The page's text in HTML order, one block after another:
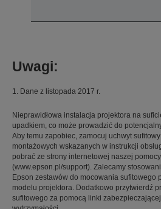
Uwagi:
1. Dane z listopada 2017 r.
Nieprawidłowa instalacja projektora na
upadkiem, co może prowadzić do
Aby temu zapobiec, zamocuj uchwyt
montażowych wskazanych w instrukcji
pobrać ze strony internetowej naszej
(www.epson.pl/support). Zalecamy
Epson zestawów do mocowania sufitowego
modelu projektora. Dodatkowo przytwierdź
sufitowego za pomocą linki